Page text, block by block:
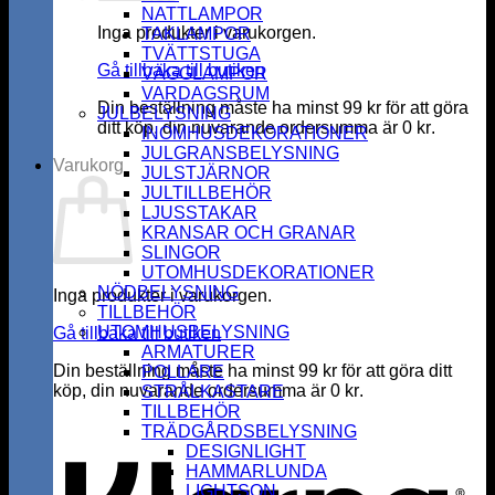
Inga produkter i varukorgen.
Gå tillbaka till butiken
Din beställning måste ha minst99 kr för att göra
ditt köp, din nuvarande ordersumma är 0 kr.
Varukorg
Inga produkter i varukorgen.
Gå tillbaka till butiken
Din beställning måste ha minst99 kr för att göra ditt
köp, din nuvarande ordersumma är 0 kr.
NATTLAMPOR
TAKLAMPOR
TVÄTTSTUGA
VÄGGLAMPOR
VARDAGSRUM
JULBELYSNING
INOMHUSDEKORATIONER
JULGRANSBELYSNING
JULSTJÄRNOR
JULTILLBEHÖR
LJUSSTAKAR
KRANSAR OCH GRANAR
SLINGOR
UTOMHUSDEKORATIONER
NÖDBELYSNING
TILLBEHÖR
UTOMHUSBELYSNING
ARMATURER
POLLARE
STRÅLKASTARE
TILLBEHÖR
TRÄDGÅRDSBELYSNING
DESIGNLIGHT
HAMMARLUNDA
LIGHTSON